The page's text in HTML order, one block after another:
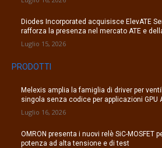
Diodes Incorporated acquisisce ElevATE
rafforza la presenza nel mercato ATE e
Luglio 15, 2026
PRODOTTI
Melexis amplia la famiglia di driver per
singola senza codice per applicazioni GPU
Luglio 16, 2026
OMRON presenta i nuovi relè SiC-MOSFET
potenza ad alta tensione e di test